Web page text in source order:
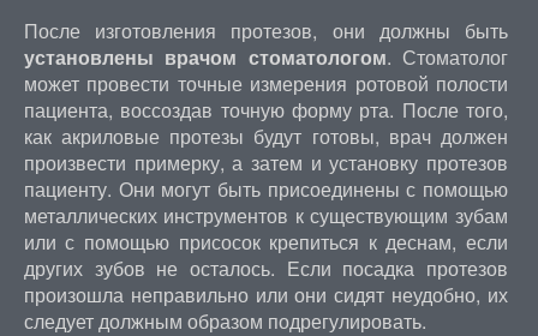
После изготовления протезов, они должны быть
установлены врачом стоматологом. Стоматолог
может провести точные измерения ротовой полости
пациента, воссоздав точную форму рта. После того,
как акриловые протезы будут готовы, врач должен
произвести примерку, а затем и установку протезов
пациенту. Они могут быть присоединены с помощью
металлических инструментов к существующим зубам
или с помощью присосок крепиться к деснам, если
других зубов не осталось. Если посадка протезов
произошла неправильно или они сидят неудобно, их
следует должным образом подрегулировать.